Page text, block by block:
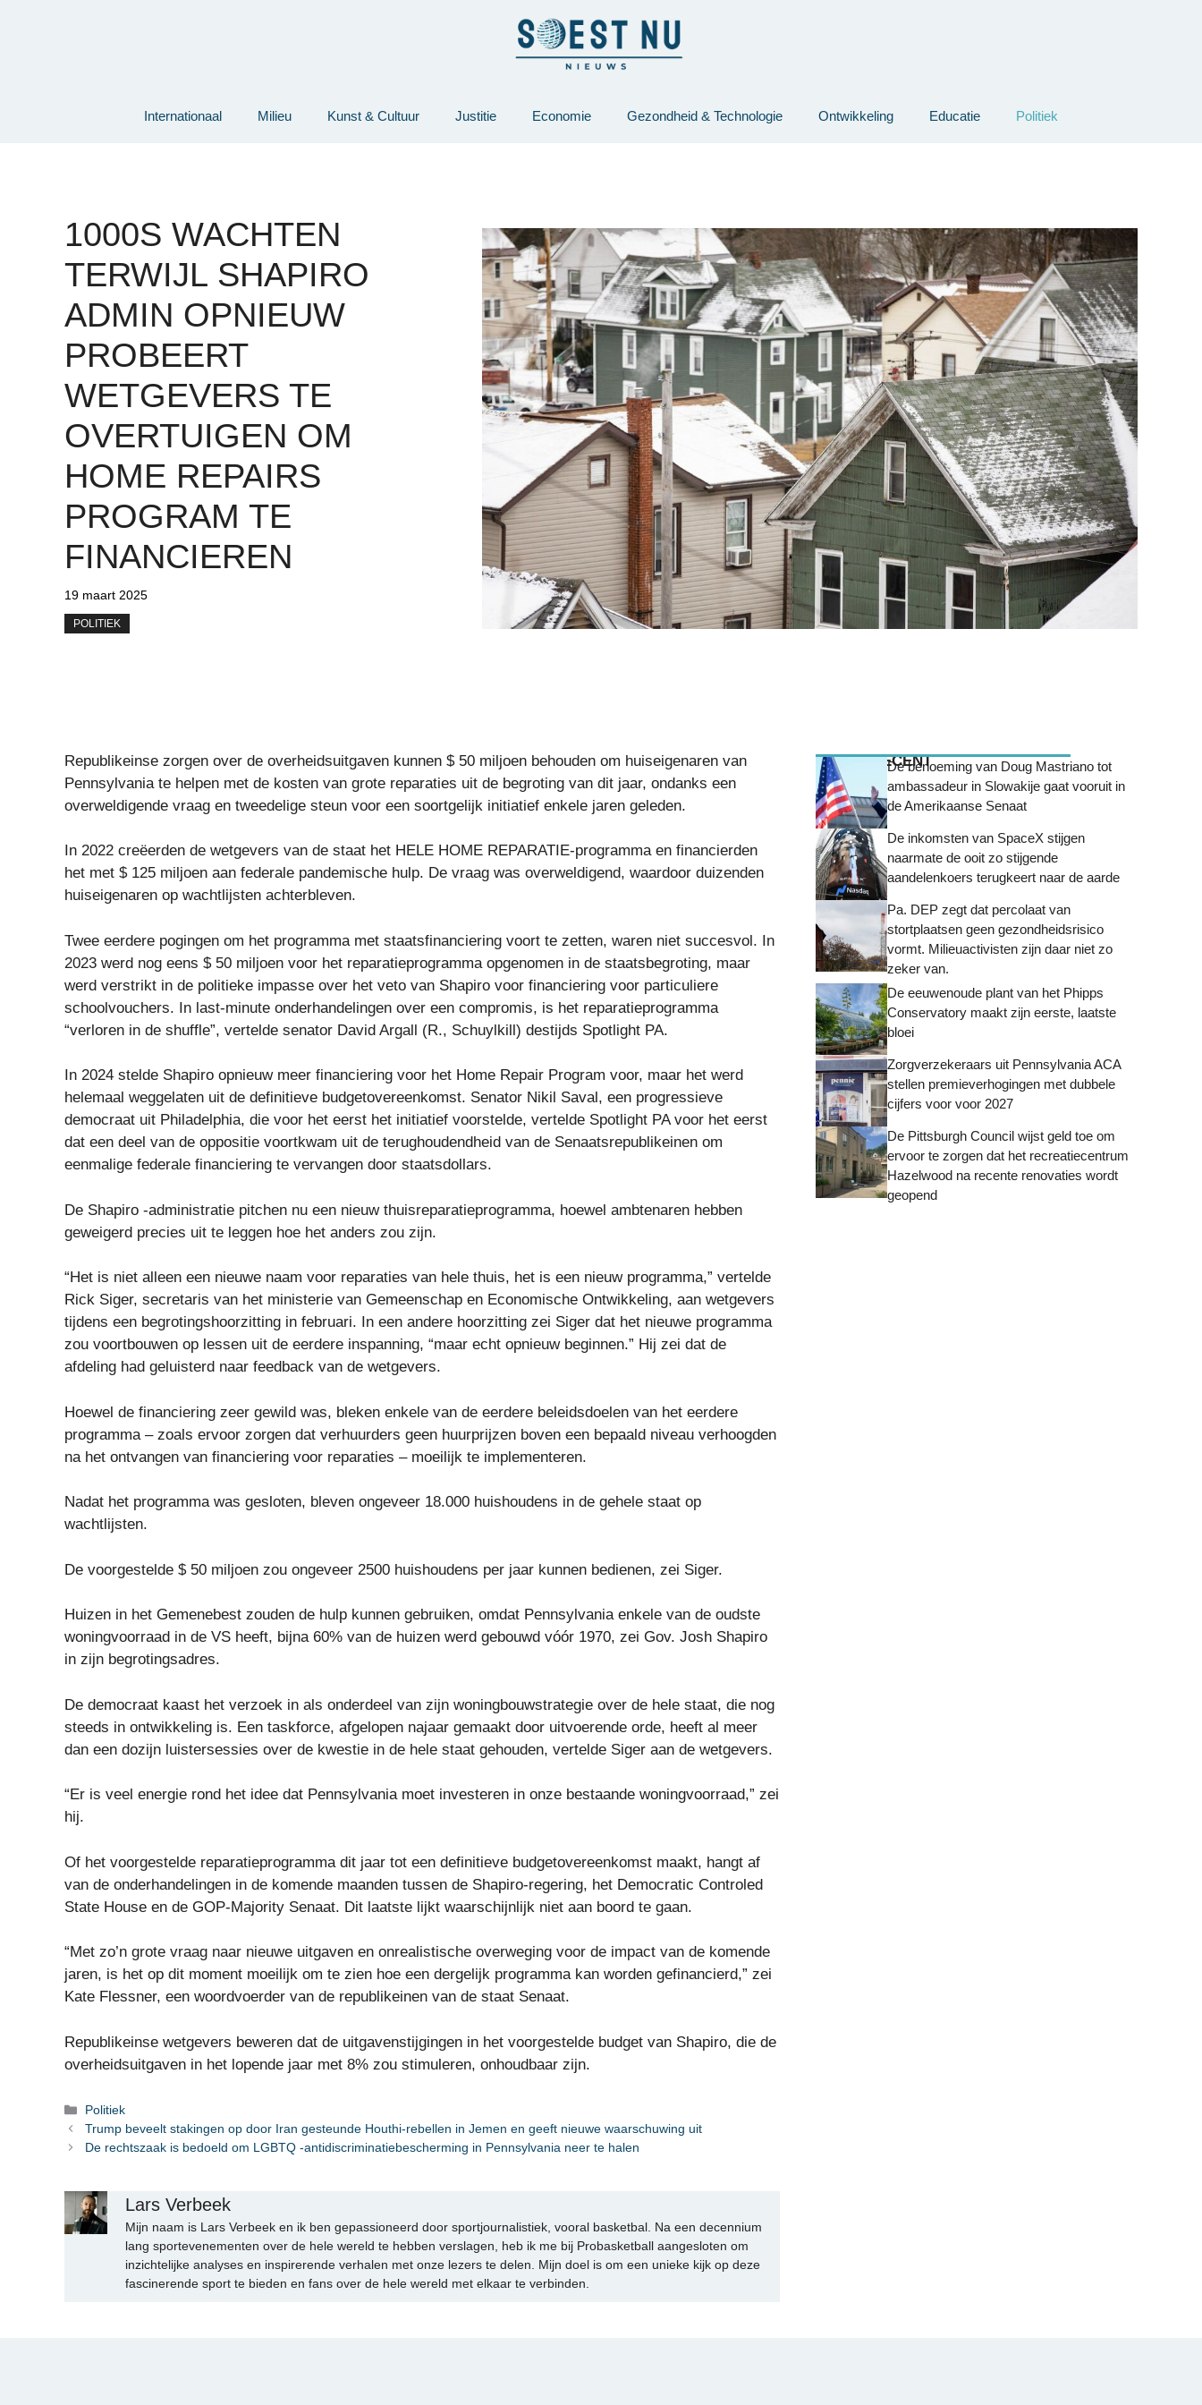
Internationaal Milieu Kunst & Cultuur Justitie Economie Gezondheid & Technologie Ontwikkeling Educatie Politiek
1000S WACHTEN
TERWIJL SHAPIRO
ADMIN OPNIEUW
PROBEERT
WETGEVERS TE
OVERTUIGEN OM
HOME REPAIRS
PROGRAM TE
FINANCIEREN
19 maart 2025
POLITIEK
Republikeinse zorgen over de overheidsuitgaven kunnen $ 50 miljoen behouden om huiseigenaren van
Pennsylvania te helpen met de kosten van grote reparaties uit de begroting van dit jaar, ondanks een
overweldigende vraag en tweedelige steun voor een soortgelijk initiatief enkele jaren geleden.
In 2022 creëerden de wetgevers van de staat het HELE HOME REPARATIE-programma en financierden
het met $ 125 miljoen aan federale pandemische hulp. De vraag was overweldigend, waardoor duizenden
huiseigenaren op wachtlijsten achterbleven.
Twee eerdere pogingen om het programma met staatsfinanciering voort te zetten, waren niet succesvol. In
2023 werd nog eens $ 50 miljoen voor het reparatieprogramma opgenomen in de staatsbegroting, maar
werd verstrikt in de politieke impasse over het veto van Shapiro voor financiering voor particuliere
schoolvouchers. In last-minute onderhandelingen over een compromis, is het reparatieprogramma
“verloren in de shuffle”, vertelde senator David Argall (R., Schuylkill) destijds Spotlight PA.
In 2024 stelde Shapiro opnieuw meer financiering voor het Home Repair Program voor, maar het werd
helemaal weggelaten uit de definitieve budgetovereenkomst. Senator Nikil Saval, een progressieve
democraat uit Philadelphia, die voor het eerst het initiatief voorstelde, vertelde Spotlight PA voor het eerst
dat een deel van de oppositie voortkwam uit de terughoudendheid van de Senaatsrepublikeinen om
eenmalige federale financiering te vervangen door staatsdollars.
De Shapiro -administratie pitchen nu een nieuw thuisreparatieprogramma, hoewel ambtenaren hebben
geweigerd precies uit te leggen hoe het anders zou zijn.
“Het is niet alleen een nieuwe naam voor reparaties van hele thuis, het is een nieuw programma,” vertelde
Rick Siger, secretaris van het ministerie van Gemeenschap en Economische Ontwikkeling, aan wetgevers
tijdens een begrotingshoorzitting in februari. In een andere hoorzitting zei Siger dat het nieuwe programma
zou voortbouwen op lessen uit de eerdere inspanning, “maar echt opnieuw beginnen.” Hij zei dat de
afdeling had geluisterd naar feedback van de wetgevers.
Hoewel de financiering zeer gewild was, bleken enkele van de eerdere beleidsdoelen van het eerdere
programma – zoals ervoor zorgen dat verhuurders geen huurprijzen boven een bepaald niveau verhoogden
na het ontvangen van financiering voor reparaties – moeilijk te implementeren.
Nadat het programma was gesloten, bleven ongeveer 18.000 huishoudens in de gehele staat op
wachtlijsten.
De voorgestelde $ 50 miljoen zou ongeveer 2500 huishoudens per jaar kunnen bedienen, zei Siger.
Huizen in het Gemenebest zouden de hulp kunnen gebruiken, omdat Pennsylvania enkele van de oudste
woningvoorraad in de VS heeft, bijna 60% van de huizen werd gebouwd vóór 1970, zei Gov. Josh Shapiro
in zijn begrotingsadres.
De democraat kaast het verzoek in als onderdeel van zijn woningbouwstrategie over de hele staat, die nog
steeds in ontwikkeling is. Een taskforce, afgelopen najaar gemaakt door uitvoerende orde, heeft al meer
dan een dozijn luistersessies over de kwestie in de hele staat gehouden, vertelde Siger aan de wetgevers.
“Er is veel energie rond het idee dat Pennsylvania moet investeren in onze bestaande woningvoorraad,” zei
hij.
Of het voorgestelde reparatieprogramma dit jaar tot een definitieve budgetovereenkomst maakt, hangt af
van de onderhandelingen in de komende maanden tussen de Shapiro-regering, het Democratic Controled
State House en de GOP-Majority Senaat. Dit laatste lijkt waarschijnlijk niet aan boord te gaan.
“Met zo’n grote vraag naar nieuwe uitgaven en onrealistische overweging voor de impact van de komende
jaren, is het op dit moment moeilijk om te zien hoe een dergelijk programma kan worden gefinancierd,” zei
Kate Flessner, een woordvoerder van de republikeinen van de staat Senaat.
Republikeinse wetgevers beweren dat de uitgavenstijgingen in het voorgestelde budget van Shapiro, die de
overheidsuitgaven in het lopende jaar met 8% zou stimuleren, onhoudbaar zijn.
Categorieën
Politiek
Trump beveelt stakingen op door Iran gesteunde Houthi-rebellen in Jemen en geeft nieuwe waarschuwing uit
De rechtszaak is bedoeld om LGBTQ -antidiscriminatiebescherming in Pennsylvania neer te halen
Lars Verbeek
Mijn naam is Lars Verbeek en ik ben gepassioneerd door sportjournalistiek, vooral basketbal. Na een decennium
lang sportevenementen over de hele wereld te hebben verslagen, heb ik me bij Probasketball aangesloten om
inzichtelijke analyses en inspirerende verhalen met onze lezers te delen. Mijn doel is om een unieke kijk op deze
fascinerende sport te bieden en fans over de hele wereld met elkaar te verbinden.
MEEST RECENTDe benoeming van Doug Mastriano tot
ambassadeur in Slowakije gaat vooruit in
de Amerikaanse Senaat
De inkomsten van SpaceX stijgen
naarmate de ooit zo stijgende
aandelenkoers terugkeert naar de aarde
Pa. DEP zegt dat percolaat van
stortplaatsen geen gezondheidsrisico
vormt. Milieuactivisten zijn daar niet zo
zeker van.
De eeuwenoude plant van het Phipps
Conservatory maakt zijn eerste, laatste
bloei
Zorgverzekeraars uit Pennsylvania ACA
stellen premieverhogingen met dubbele
cijfers voor voor 2027
De Pittsburgh Council wijst geld toe om
ervoor te zorgen dat het recreatiecentrum
Hazelwood na recente renovaties wordt
geopend